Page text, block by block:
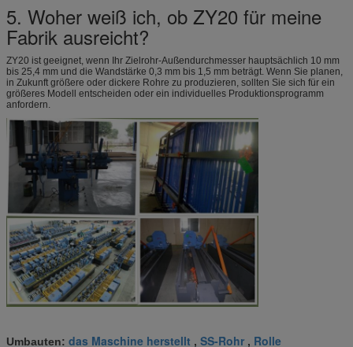
5. Woher weiß ich, ob ZY20 für meine
Fabrik ausreicht?
ZY20 ist geeignet, wenn Ihr Zielrohr-Außendurchmesser hauptsächlich 10 mm
bis 25,4 mm und die Wandstärke 0,3 mm bis 1,5 mm beträgt. Wenn Sie planen,
in Zukunft größere oder dickere Rohre zu produzieren, sollten Sie sich für ein
größeres Modell entscheiden oder ein individuelles Produktionsprogramm
anfordern.
Umbauten: das Maschine herstellt , SS-Rohr , Rolle